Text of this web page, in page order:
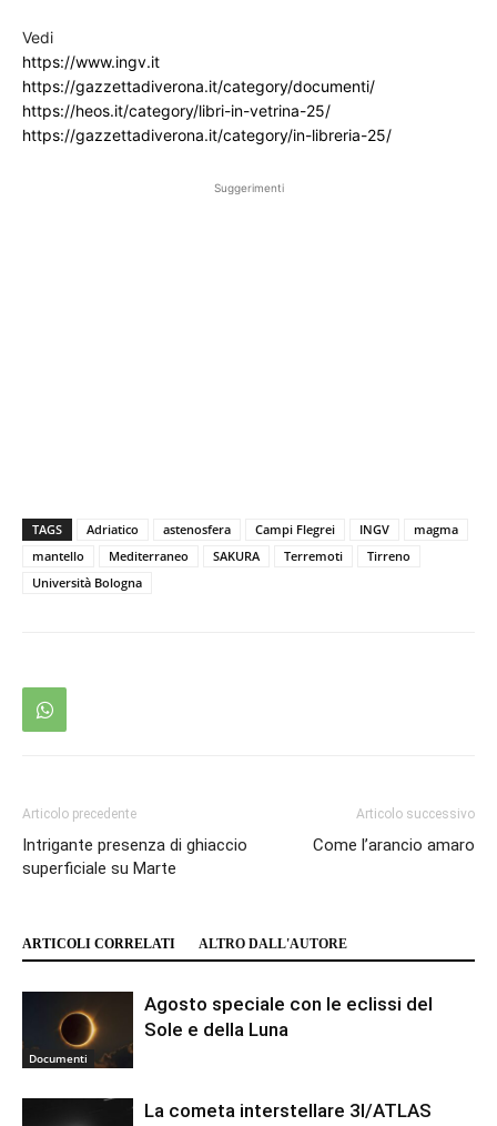
Vedi
https://www.ingv.it
https://gazzettadiverona.it/category/documenti/
https://heos.it/category/libri-in-vetrina-25/
https://gazzettadiverona.it/category/in-libreria-25/
Suggerimenti
TAGS Adriatico astenosfera Campi Flegrei INGV
magma
mantello
Mediterraneo SAKURA Terremoti
Tirreno
Università Bologna
Articolo precedente
Intrigante presenza di ghiaccio
superficiale su Marte
Articolo successivo
Come l’arancio amaro
ARTICOLI CORRELATI ALTRO DALL'AUTORE
Documenti
Agosto speciale con le eclissi del
Sole e della Luna
La cometa interstellare 3I/ATLAS